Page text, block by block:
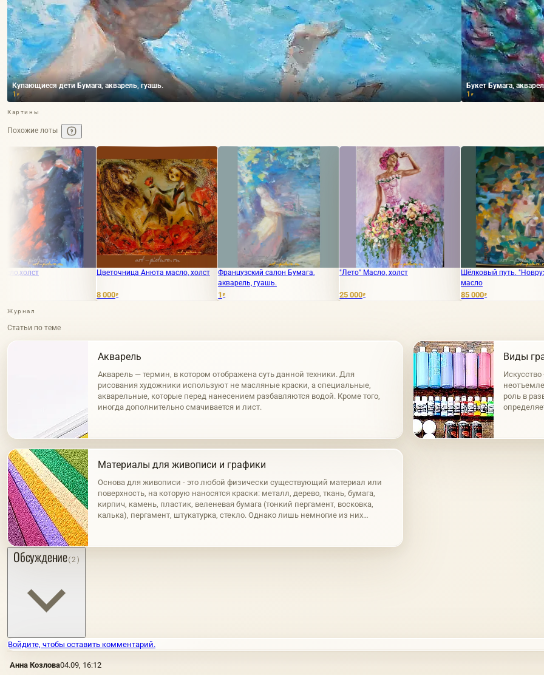
Купающиеся дети Бумага, акварель, гуашь.
1 ₽
Букет Бумага,
1 ₽
Картины
Похожие лоты
Цветочница Анюта масло, холст
Французский салон Бумага,
"Лето" Масло, холст
Шёлковый путь. "Новруз." холст
Новруз.
Журнал
Статьи по теме
Акварель
Акварель — термин, в котором отображена суть данной техники. Для
рисования художники используют не масляные краски, а специальные,
акварельные, которые перед нанесением разбавляются водой. Кроме того,
иногда дополнительно смачивается и лист.
Виды
роль в
Материалы для живописи и графики
Основа для живописи - это любой физически существующий материал или
поверхность, на которую наносятся краски: металл, дерево, ткань, бумага,
кирпич, камень, пластик, веленевая бумага (тонкий пергамент, восковка,
калька), пергамент, штукатурка, стекло. Однако лишь немногие из них
Обсуждение(2)
Войдите, чтобы оставить комментарий.
Анна Козлова04.09, 16:12